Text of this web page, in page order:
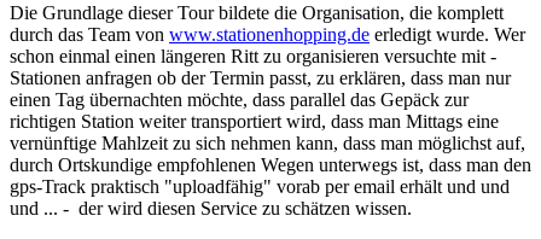
Die Grundlage dieser Tour bildete die Organisation, die komplett
durch das Team von www.stationenhopping.de erledigt wurde. Wer
schon einmal einen längeren Ritt zu organisieren versuchte mit -
Stationen anfragen ob der Termin passt, zu erklären, dass man nur
einen Tag übernachten möchte, dass parallel das Gepäck zur
richtigen Station weiter transportiert wird, dass man Mittags eine
vernünftige Mahlzeit zu sich nehmen kann, dass man möglichst auf,
durch Ortskundige empfohlenen Wegen unterwegs ist, dass man den
gps-Track praktisch "uploadfähig" vorab per email erhält und und
und ... - der wird diesen Service zu schätzen wissen.